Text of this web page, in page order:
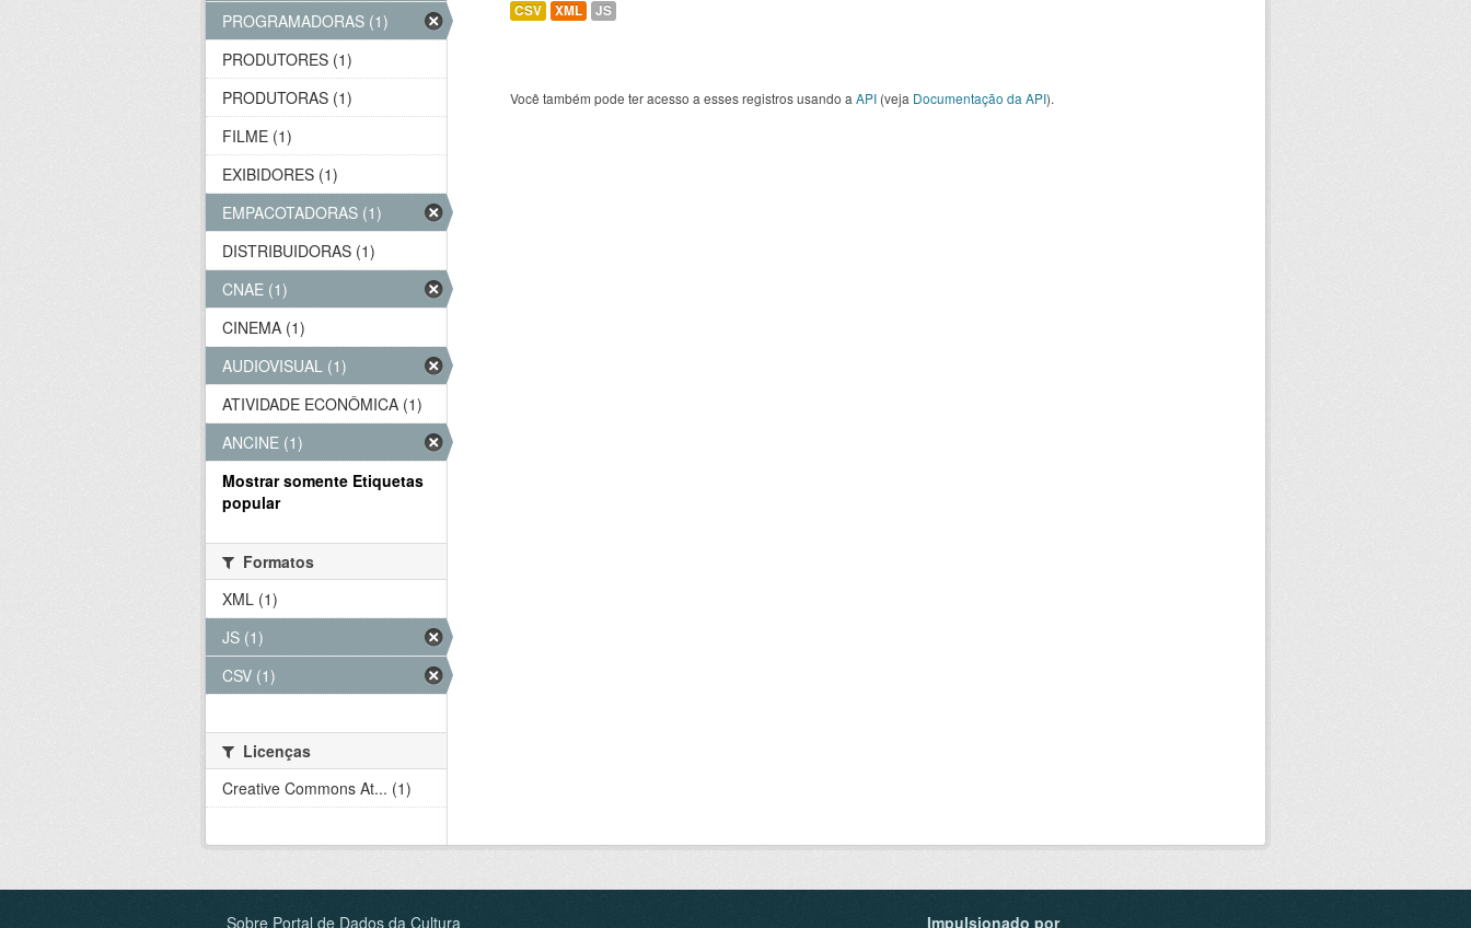
CSV XML JS
Você também pode ter acesso a esses registros usando a API (veja Documentação da API).
PROGRAMADORAS (1)
PRODUTORES (1)
PRODUTORAS (1)
FILME (1)
EXIBIDORES (1)
EMPACOTADORAS (1)
DISTRIBUIDORAS (1)
CNAE (1)
CINEMA (1)
AUDIOVISUAL (1)
ATIVIDADE ECONÔMICA (1)
ANCINE (1)
Mostrar somente Etiquetas
popular
Formatos
XML (1)
JS (1)
CSV (1)
Licenças
Creative Commons At... (1)
Sobre Portal de Dados da Cultura Impulsionado por